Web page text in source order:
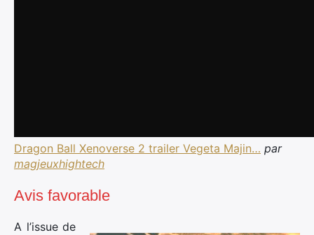
Dragon Ball Xenoverse 2 trailer Vegeta Majin… par
magjeuxhightech
Avis favorable
A l’issue de
Rechercher
: